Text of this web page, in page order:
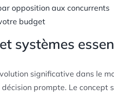
opposition aux concurrents
budget
systèmes
significative dans le
prompte. Le concept